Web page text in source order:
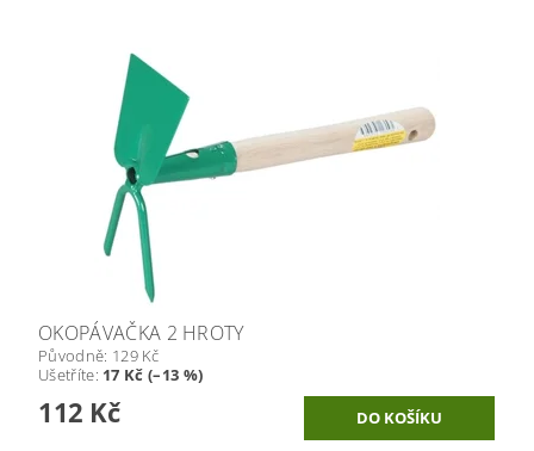
OKOPÁVAČKA 2 HROTY
Původně: 129 Kč
Ušetříte: 17 Kč (–13 %)
112 Kč